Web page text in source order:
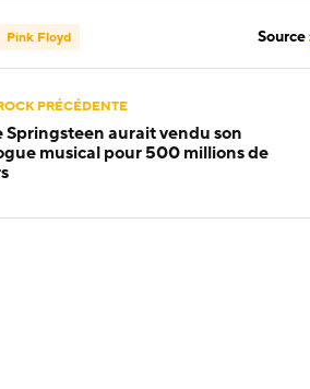
Pink Floyd Source
PRÉCÉDENTE
Springsteen aurait vendu son
musical pour 500 millions de